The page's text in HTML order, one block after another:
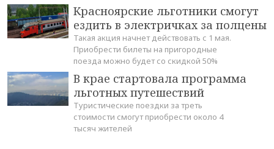
Красноярские льготники смогут
ездить в электричках за полцены
Такая акция начнет действовать с 1 мая.
Приобрести билеты на пригородные
поезда можно будет со скидкой 50%
В крае стартовала программа
льготных путешествий
Туристические поездки за треть
стоимости смогут приобрести около 4
тысяч жителей